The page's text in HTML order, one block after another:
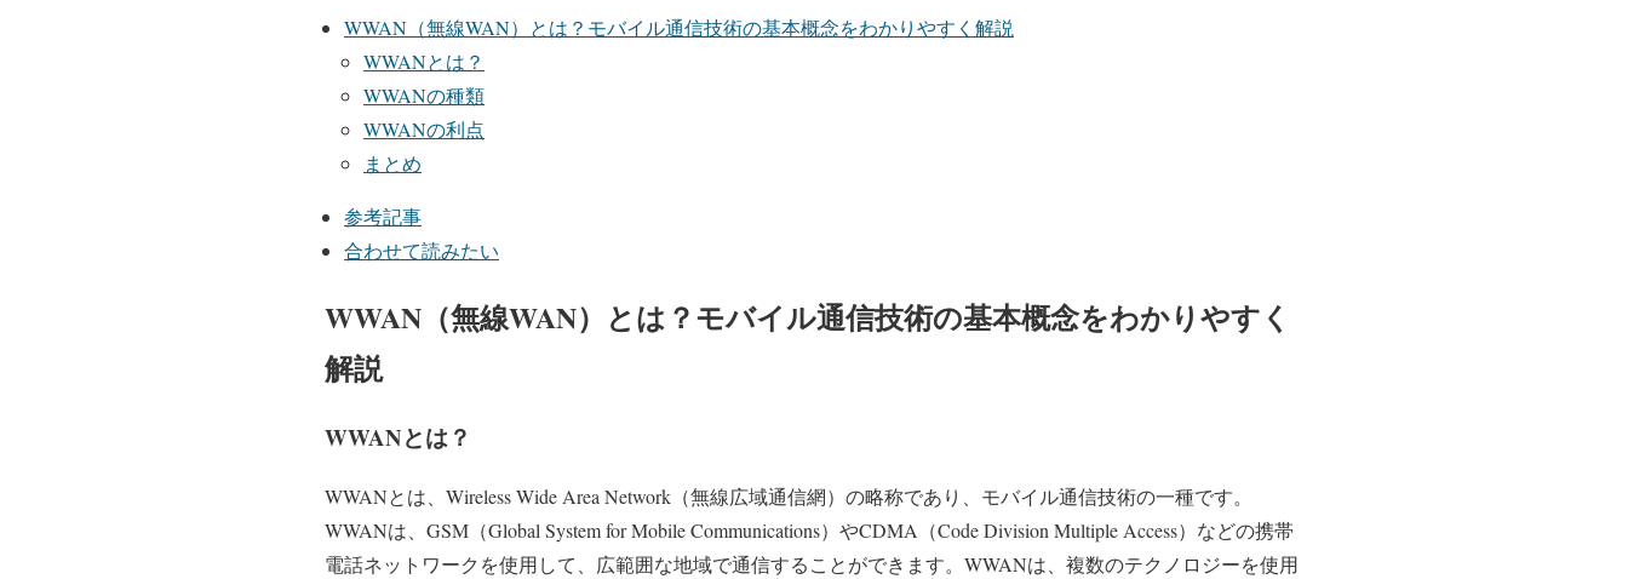
WWAN（無線WAN）とは？モバイル通信技術の基本概念をわかりやすく解説
WWANとは？
WWANの種類
WWANの利点
まとめ
参考記事
合わせて読みたい
WWAN（無線WAN）とは？モバイル通信技術の基本概念をわかりやすく
解説
WWANとは？
WWANとは、Wireless Wide Area Network（無線広域通信網）の略称であり、モバイル通信技術の一種です。
WWANは、GSM（Global System for Mobile Communications）やCDMA（Code Division Multiple Access）などの携帯
電話ネットワークを使用して、広範囲な地域で通信することができます。WWANは、複数のテクノロジーを使用